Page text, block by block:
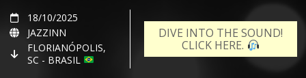
18/10/2025
JAZZINN
FLORIANÓPOLIS,
SC - BRASIL
DIVE INTO THE SOUND!
CLICK HERE.